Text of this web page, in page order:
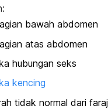
bawah abdomen
atas abdomen
hubungan seks
kencing
tidak normal dari faraj